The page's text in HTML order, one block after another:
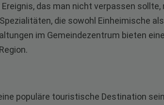
das man nicht verpassen sollte,
die sowohl Einheimische
im Gemeindezentrum bieten eine
populäre touristische Destination